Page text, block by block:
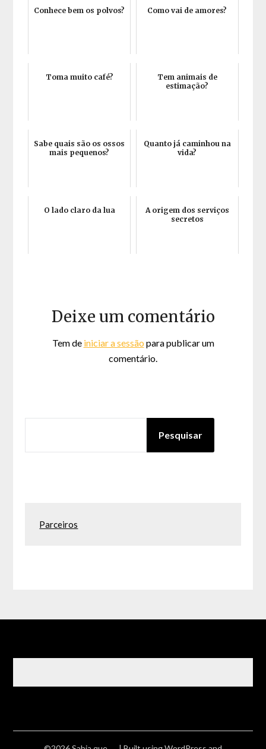
Conhece bem os polvos? Como vai de amores?
Toma muito café?
Tem animais de
estimação?
Sabe quais são os ossos
mais pequenos?
Quanto já caminhou na
vida?
O lado claro da lua
A origem dos serviços
secretos
Deixe um comentário
Tem de iniciar a sessão para publicar um
comentário.
Pesquisar
Parceiros